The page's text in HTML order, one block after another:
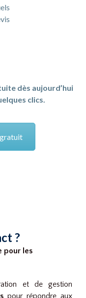
dès aujourd’hui
clics.
?
pour les
et de gestion
pour répondre aux